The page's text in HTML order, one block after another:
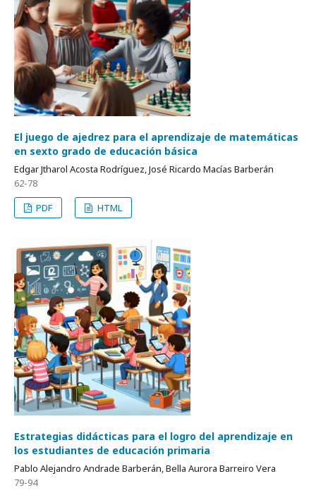
El juego de ajedrez para el aprendizaje de matemáticas
en sexto grado de educación básica
Edgar Jtharol Acosta Rodríguez, José Ricardo Macías Barberán
62-78
PDF
HTML
Estrategias didácticas para el logro del aprendizaje en
los estudiantes de educación primaria
Pablo Alejandro Andrade Barberán, Bella Aurora Barreiro Vera
79-94